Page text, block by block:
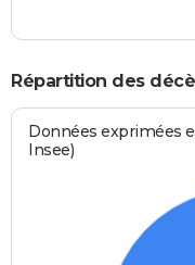
Répartition des
Données exprimées
Insee)